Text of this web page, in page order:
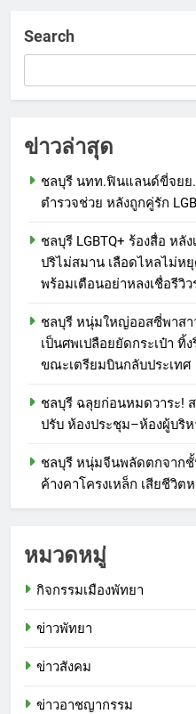
Search
ข่าวล่าสุด
ชลบุรี นทท.ฟินแลนด์ขี่จยย
ตำรวจช่วย หลังถูกคู่รัก
ชลบุรี LGBTQ+ ร้องสื่อ ห
ปริไม่สมาน เลือดไหลไม่ห
พร้อมเตือนอย่าหลงเชื่อรีวิว
ชลบุรี หนุ่มใหญ่ออสซี่พาสา
เป็นศพเปลือยยัดกระเป๋า
ขณะเตรียมบินกลับประเทศ
ชลบุรี ฉลุยก่อนหมดวาระ!
ปรับ ห้องประชุม–ห้องผู้บริห
ชลบุรี หนุ่มจีนพลัดตกจากชั้
ค้างคาโครงเหล็ก เสียชีวิต
หมวดหมู่
กิจกรรมเมืองพัทยา
ข่าวพัทยา
ข่าวสังคม
ข่าวอาชญากรรม